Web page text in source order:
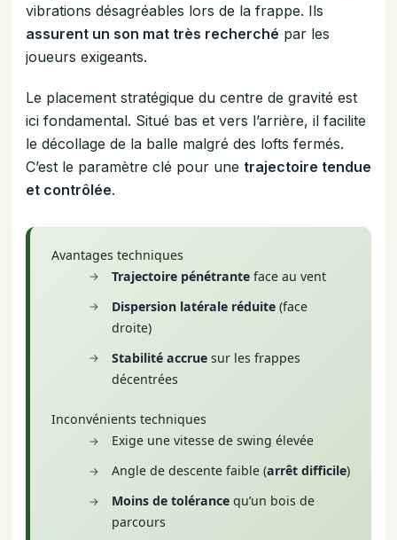
vibrations désagréables lors de la frappe. Ils
assurent un son mat très recherché par les
joueurs exigeants.
Le placement stratégique du centre de gravité est
ici fondamental. Situé bas et vers l’arrière, il facilite
le décollage de la balle malgré des lofts fermés.
C’est le paramètre clé pour une trajectoire tendue
et contrôlée.
Avantages techniques
Trajectoire pénétrante face au vent
Dispersion latérale réduite (face
droite)
Stabilité accrue sur les frappes
décentrées
Inconvénients techniques
Exige une vitesse de swing élevée
Angle de descente faible (arrêt difficile)
Moins de tolérance qu’un bois de
parcours